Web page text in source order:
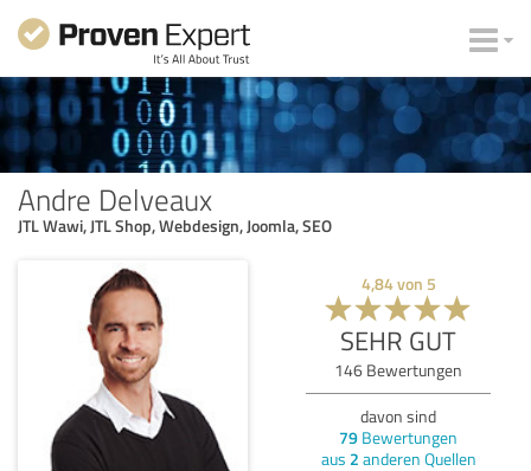
Andre Delveaux
JTL Wawi, JTL Shop, Webdesign, Joomla, SEO
4,84von 5
SEHR GUT
146 Bewertungen
davon sind
79 Bewertungen
aus 2 anderen Quellen